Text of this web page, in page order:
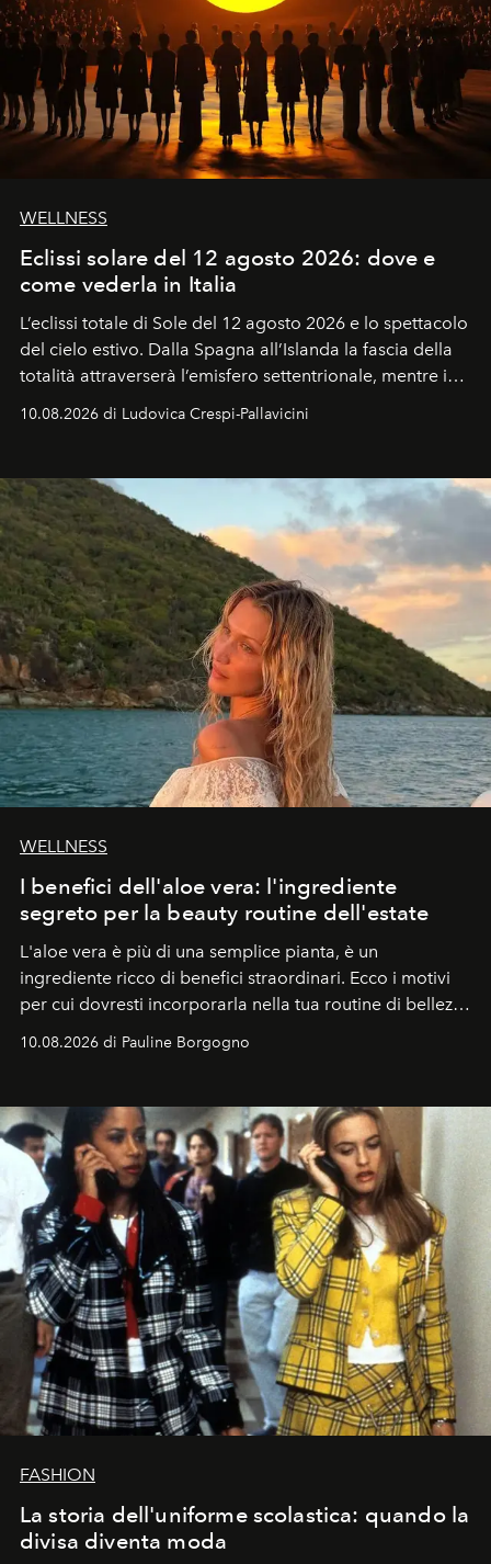
WELLNESS
Eclissi solare del 12 agosto 2026: dove e
come vederla in Italia
L’eclissi totale di Sole del 12 agosto 2026 e lo spettacolo
del cielo estivo. Dalla Spagna all’Islanda la fascia della
totalità attraverserà l’emisfero settentrionale, mentre in
Italia il fenomeno sarà parziale ma particolarmente
spettacolare al Nord. Orari, città favorite e regole per
10.08.2026 di Ludovica Crespi-Pallavicini
WELLNESS
I benefici dell'aloe vera: l'ingrediente
segreto per la beauty routine dell'estate
L'aloe vera è più di una semplice pianta, è un
ingrediente ricco di benefici straordinari. Ecco i motivi
per cui dovresti incorporarla nella tua routine di bellezza
e benessere.
10.08.2026 di Pauline Borgogno
FASHION
La storia dell'uniforme scolastica: quando la
divisa diventa moda